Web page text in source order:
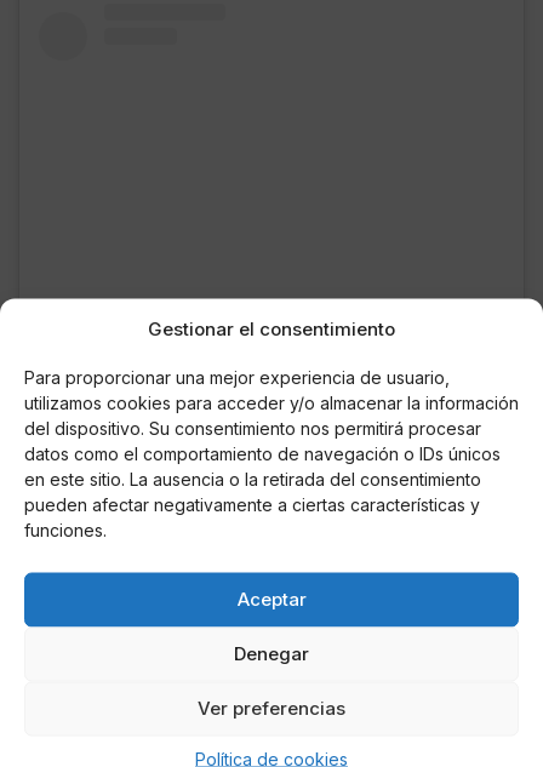
Gestionar el consentimiento
Para proporcionar una mejor experiencia de usuario,
utilizamos cookies para acceder y/o almacenar la información
del dispositivo. Su consentimiento nos permitirá procesar
datos como el comportamiento de navegación o IDs únicos
en este sitio. La ausencia o la retirada del consentimiento
pueden afectar negativamente a ciertas características y
funciones.
Aceptar
Denegar
Ver preferencias
Política de cookies
Ver esta publicación en Instagram